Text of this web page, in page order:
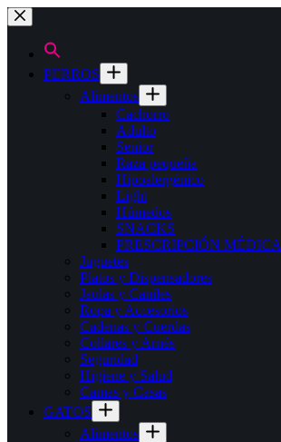
Saltar
al
contenido
PERROS
Alimentos
Cachorro
Adulto
Senior
Raza pequeña
Hipoalergénico
Light
Húmedos
SNACKS
PRESCRIPCIÓN MÉDICA
Juguetes
Platos y Dispensadores
Jaulas y Caniles
Ropa y Accesorios
Cadenas y Cuerdas
Collares y Arnés
Seguridad
Higiene y Salud
Camas y Casas
GATOS
Alimentos